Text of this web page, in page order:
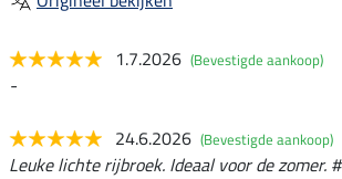
1.7.2026 (Bevestigde aankoop)
-
24.6.2026 (Bevestigde aankoop)
Leuke lichte rijbroek. Ideaal voor de zomer. #